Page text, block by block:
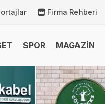
Firma Rehberi
SPOR MAGAZİN